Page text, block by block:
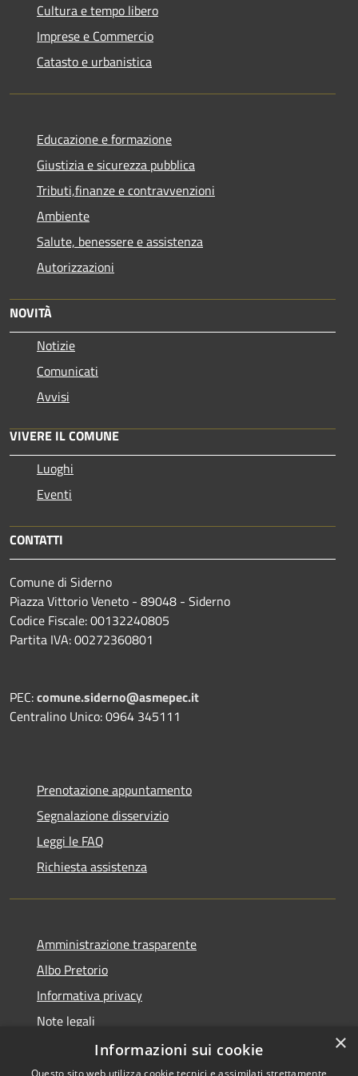
Cultura e tempo libero
Imprese e Commercio
Catasto e urbanistica
Educazione e formazione
Giustizia e sicurezza pubblica
Tributi,finanze e contravvenzioni
Ambiente
Salute, benessere e assistenza
Autorizzazioni
NOVITÀ
Notizie
Comunicati
Avvisi
VIVERE IL COMUNE
Luoghi
Eventi
CONTATTI
Comune di Siderno
Piazza Vittorio Veneto - 89048 - Siderno
Codice Fiscale: 00132240805
Partita IVA: 00272360801
PEC:comune.siderno@asmepec.it
Centralino Unico: 0964 345111
Prenotazione appuntamento
Segnalazione disservizio
Leggi le FAQ
Richiesta assistenza
Amministrazione trasparente
Albo Pretorio
Informativa privacy
Note legali
Dichiarazione di accessibilità
×
Informazioni sui cookie
Questo sito web utilizza cookie tecnici e assimilati strettamente